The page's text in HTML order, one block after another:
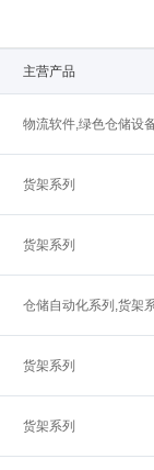
主营产品
物流软件,绿色仓储设
货架系列
货架系列
仓储自动化系列,货架
货架系列
货架系列